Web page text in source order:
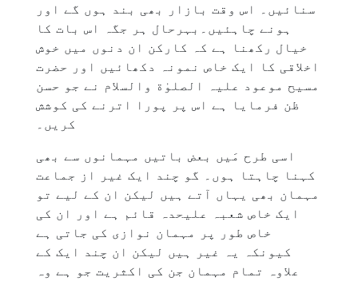
سنائیں۔ اس وقت بازار بھی بند ہوں گے اور
ہونے چاہئیں۔بہرحال ہر جگہ اس بات کا
خیال رکھنا ہے کہ کارکن ان دنوں میں خوش
اخلاقی کا ایک خاص نمونہ دکھائیں اور حضرت
مسیح موعود علیہ الصلوٰة والسلام نے جو حسن
ظن فرمایا ہے اس پر پورا اترنے کی کوشش
کریں۔
اسی طرح مَیں بعض باتیں مہمانوں سے بھی
کہنا چاہتا ہوں۔ گو چند ایک غیر از جماعت
مہمان بھی یہاں آتے ہیں لیکن ان کے لیے تو
ایک خاص شعبہ علیحدہ قائم ہے اور ان کی
خاص طور پر مہمان نوازی کی جاتی ہے
کیونکہ یہ غیر ہیں لیکن ان چند ایک کے
علاوہ تمام مہمان جن کی اکثریت جو ہے وہ